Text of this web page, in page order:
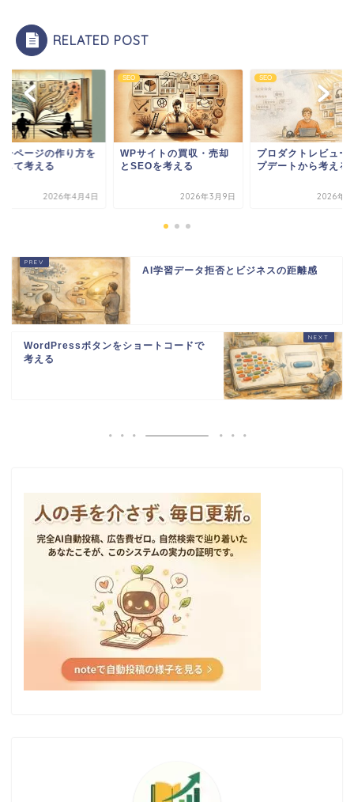
RELATED POST
イトの買収・売却
を考える
2026年3月9日
SEO
プロダクトレビューアッ
プデートから考えること
2026年7月9日
SEO
ピラーページの作り
整理して考える
2026年4
AI学習データ拒否とビジネスの距離感
WordPressボタンをショートコードで
考える